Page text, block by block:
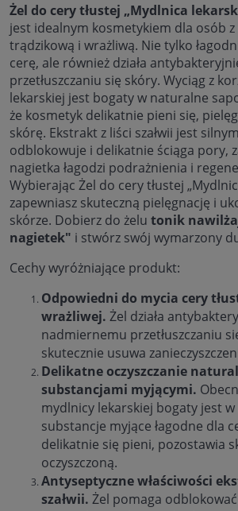
Żel do cery tłustej „Mydlnica
jest idealnym kosmetykiem dla osób z
trądzikową i wrażliwą. Nie tylko
cerę, ale również działa
przetłuszczaniu się skóry. Wyciąg z
lekarskiej jest bogaty w naturalne
że kosmetyk delikatnie pieni się,
skórę. Ekstrakt z liści szałwii jest
odblokowuje i delikatnie ściąga pory,
nagietka łagodzi podrażnienia i
Wybierając Żel do cery tłustej
zapewniasz skuteczną pielęgnację i
skórze. Dobierz do żelu tonik
nagietek" i stwórz swój wymarzony
Cechy wyróżniające produkt:
Odpowiedni do mycia cery
wrażliwej. Żel działa
nadmiernemu przetłuszczaniu
skutecznie usuwa
Delikatne oczyszczanie
substancjami myjącymi.
mydlnicy lekarskiej bogaty jest
substancje myjące łagodne dla
delikatnie się pieni, pozostawia
oczyszczoną.
Antyseptyczne właściwości
szałwii. Żel pomaga